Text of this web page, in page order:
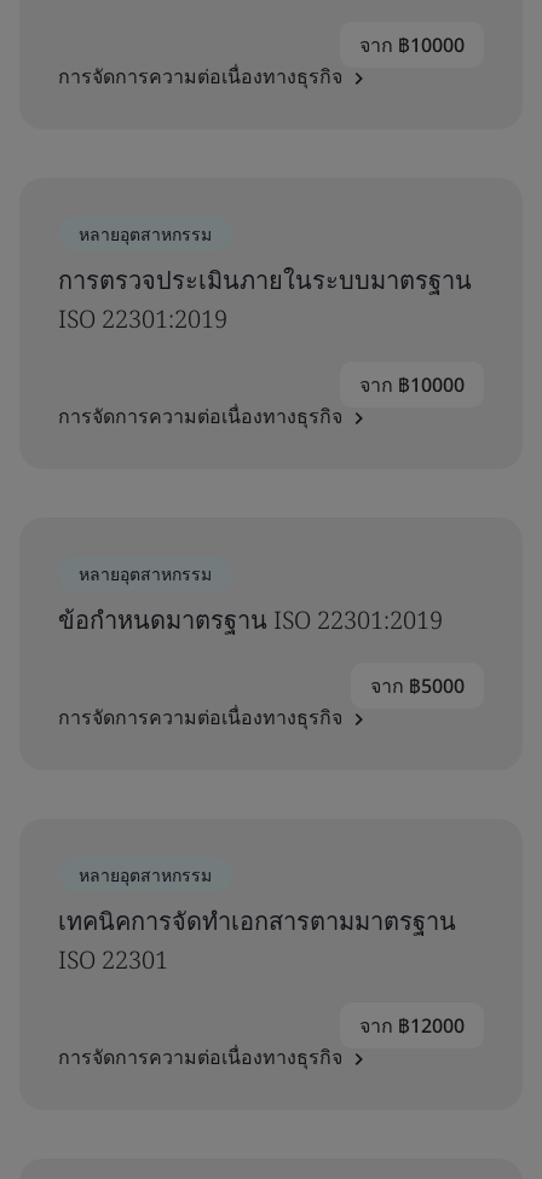
การจัดการความต่อเนื่องทางธุรกิจ
จาก ฿10000
หลายอุตสาหกรรม
การตรวจประเมินภายในระบบมาตรฐาน
ISO 22301:2019
การจัดการความต่อเนื่องทางธุรกิจ
จาก ฿10000
หลายอุตสาหกรรม
ข้อกำหนดมาตรฐาน ISO 22301:2019
การจัดการความต่อเนื่องทางธุรกิจ
จาก ฿5000
หลายอุตสาหกรรม
เทคนิคการจัดทำเอกสารตามมาตรฐาน
ISO 22301
การจัดการความต่อเนื่องทางธุรกิจ
จาก ฿12000